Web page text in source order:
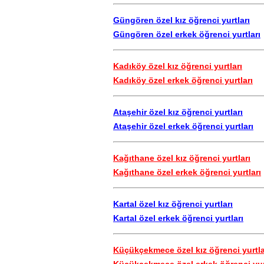
Güngören özel kız öğrenci yurtları
Güngören özel erkek öğrenci yurtları
Kadıköy özel kız öğrenci yurtları
Kadıköy özel erkek öğrenci yurtları
Ataşehir özel kız öğrenci yurtları
Ataşehir özel erkek öğrenci yurtları
Kağıthane özel kız öğrenci yurtları
Kağıthane özel erkek öğrenci yurtları
Kartal özel kız öğrenci yurtları
Kartal özel erkek öğrenci yurtları
Küçükçekmece özel kız öğrenci